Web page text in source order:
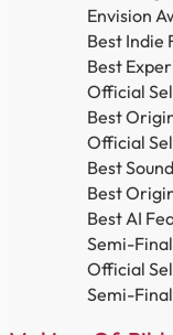
Envision
Best Indie
Best
Official
Best
Official
Best
Best
Best AI
Semi-
Official
Semi-